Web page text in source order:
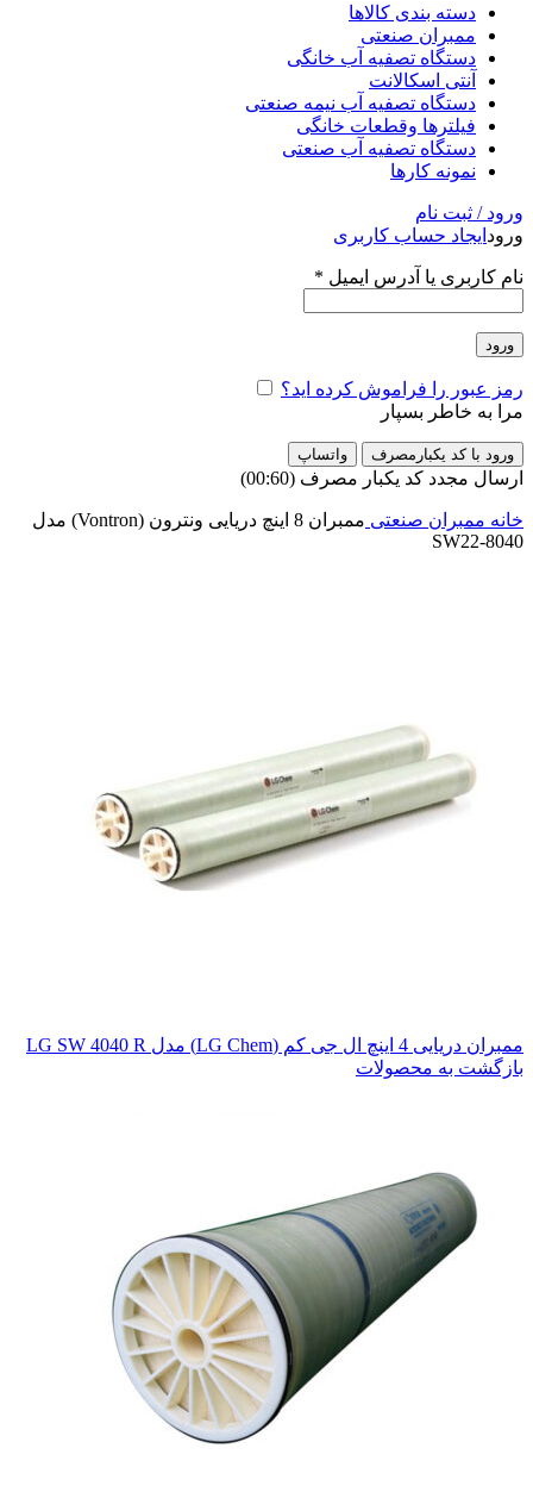
دسته بندی کالاها
ممبران صنعتی
دستگاه تصفیه آب خانگی
آنتی اسکالانت
دستگاه تصفیه آب نیمه صنعتی
فیلترها وقطعات خانگی
دستگاه تصفیه آب صنعتی
نمونه کارها
ورود / ثبت نام
ورود ایجاد حساب کاربری
نام کاربری یا آدرس ایمیل *
ورود
رمز عبور را فراموش کرده اید؟
مرا به خاطر بسپار
ورود با کد یکبارمصرف واتساپ
ارسال مجدد کد یکبار مصرف (00:
60
)
خانه ممبران صنعتی
ممبران 8 اینچ دریایی ونترون (Vontron) مدل
SW22-8040
ممبران دریایی 4 اینچ ال جی کم (LG Chem) مدل LG SW 4040 R
بازگشت به محصولات